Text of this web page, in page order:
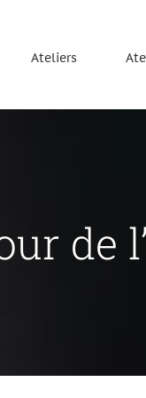
Ateliers
de